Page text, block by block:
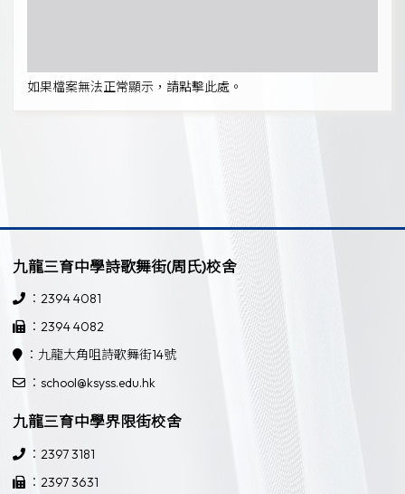
如果檔案無法正常顯示，請點擊此處。
九龍三育中學詩歌舞街(周氏)校舍
：2394 4081
：2394 4082
：九龍大角咀詩歌舞街14號
：school@ksyss.edu.hk
九龍三育中學界限街校舍
：2397 3181
：2397 3631